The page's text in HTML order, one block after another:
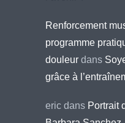
Renforcement
programme
douleur dans
grâce à
eric dans Portrait